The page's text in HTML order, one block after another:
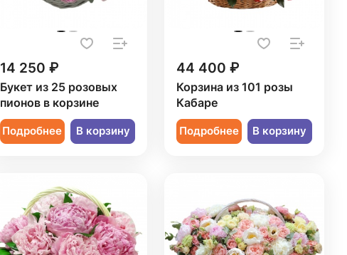
14 250 ₽
Букет из 25 розовых
пионов в корзине
Подробнее В корзину
44 400 ₽
Корзина из 101 розы
Кабаре
Подробнее В корзину